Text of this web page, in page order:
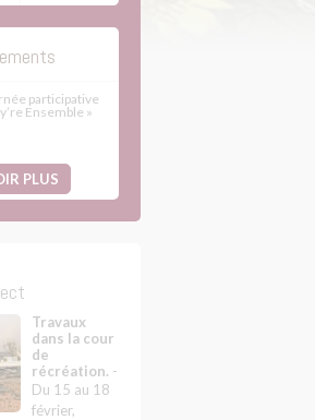
participative
Ensemble »
PLUS
Travaux
dans la cour
de
récréation. -
Du 15 au 18
février,